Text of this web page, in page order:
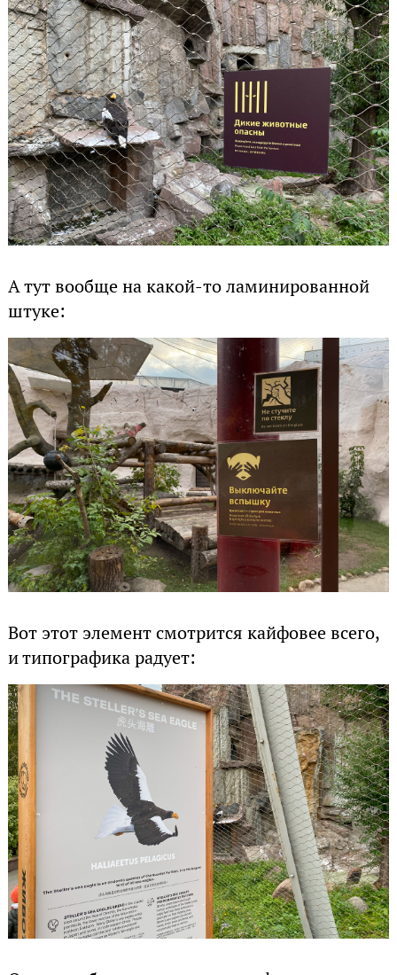
А тут вообще на какой-то ламинированной
штуке:
Вот этот элемент смотрится кайфовее всего,
и типографика радует: